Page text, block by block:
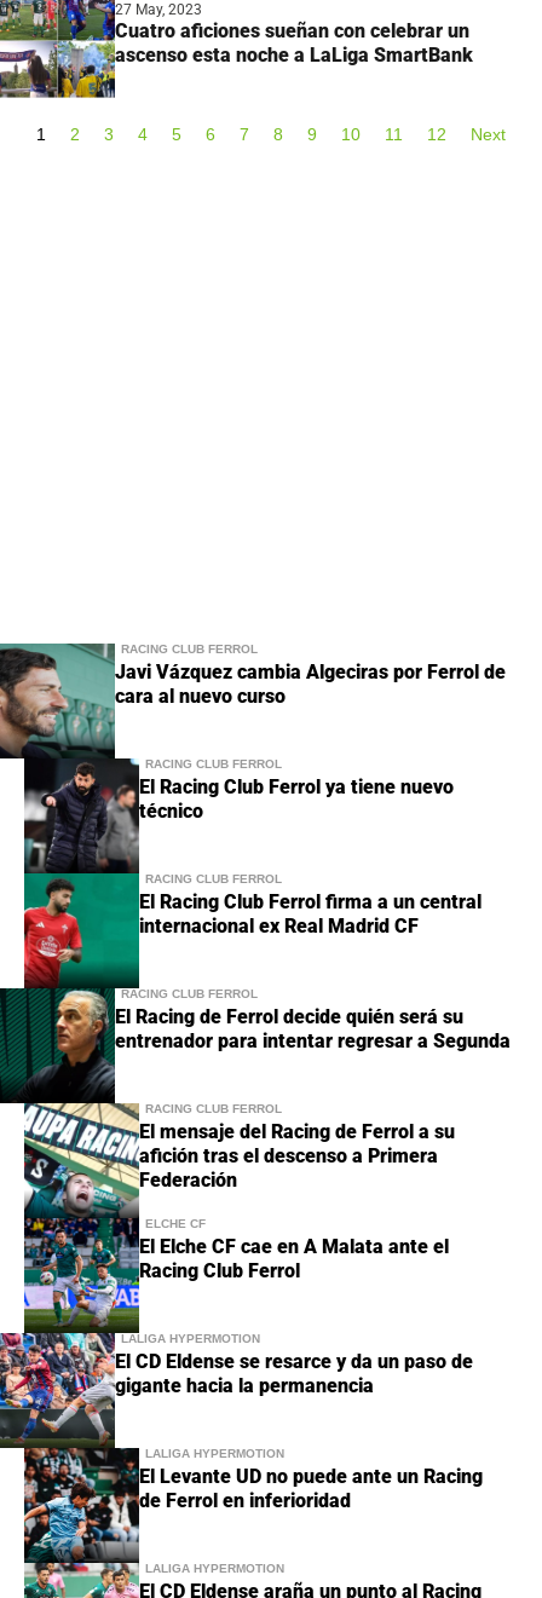
27 May, 2023
Cuatro aficiones sueñan con celebrar un
ascenso esta noche a LaLiga SmartBank
1 2 3 4 5 6 7 8 9 10 11 12 Next
RACING CLUB FERROL
Javi Vázquez cambia Algeciras por Ferrol de
cara al nuevo curso
RACING CLUB FERROL
El Racing Club Ferrol ya tiene nuevo
técnico
RACING CLUB FERROL
El Racing Club Ferrol firma a un central
internacional ex Real Madrid CF
RACING CLUB FERROL
El Racing de Ferrol decide quién será su
entrenador para intentar regresar a Segunda
RACING CLUB FERROL
El mensaje del Racing de Ferrol a su
afición tras el descenso a Primera
Federación
ELCHE CF
El Elche CF cae en A Malata ante el
Racing Club Ferrol
LALIGA HYPERMOTION
El CD Eldense se resarce y da un paso de
gigante hacia la permanencia
LALIGA HYPERMOTION
El Levante UD no puede ante un Racing
de Ferrol en inferioridad
LALIGA HYPERMOTION
El CD Eldense araña un punto al Racing